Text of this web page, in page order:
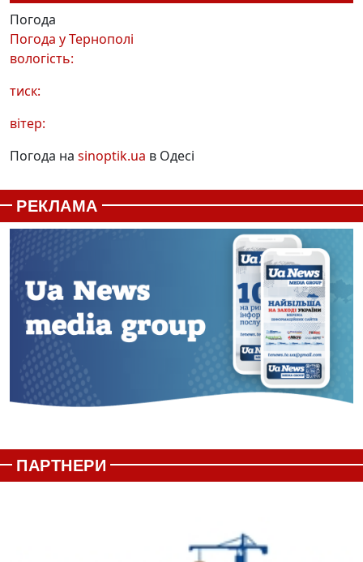
Погода
Погода уТернополі
вологість:
тиск:
вітер:
Погода на sinoptik.ua в Одесі
РЕКЛАМА
ПАРТНЕРИ